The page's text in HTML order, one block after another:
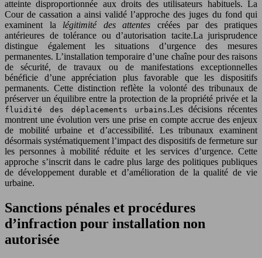
atteinte disproportionnée aux droits des utilisateurs habituels. La
Cour de cassation a ainsi validé l’approche des juges du fond qui
examinent la légitimité des attentes créées par des pratiques
antérieures de tolérance ou d’autorisation tacite.La jurisprudence
distingue également les situations d’urgence des mesures
permanentes. L’installation temporaire d’une chaîne pour des raisons
de sécurité, de travaux ou de manifestations exceptionnelles
bénéficie d’une appréciation plus favorable que les dispositifs
permanents. Cette distinction reflète la volonté des tribunaux de
préserver un équilibre entre la protection de la propriété privée et la
fluidité des déplacements urbains.Les décisions récentes
montrent une évolution vers une prise en compte accrue des enjeux
de mobilité urbaine et d’accessibilité. Les tribunaux examinent
désormais systématiquement l’impact des dispositifs de fermeture sur
les personnes à mobilité réduite et les services d’urgence. Cette
approche s’inscrit dans le cadre plus large des politiques publiques
de développement durable et d’amélioration de la qualité de vie
urbaine.
Sanctions pénales et procédures
d’infraction pour installation non
autorisée